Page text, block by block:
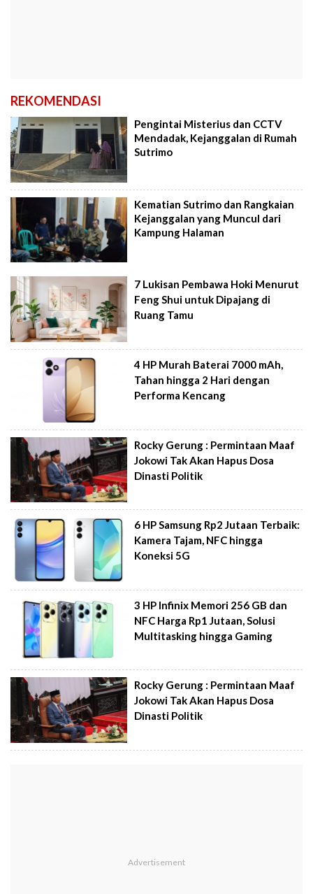
REKOMENDASI
Pengintai Misterius dan CCTV
Mendadak, Kejanggalan di Rumah
Sutrimo
Kematian Sutrimo dan Rangkaian
Kejanggalan yang Muncul dari
Kampung Halaman
7 Lukisan Pembawa Hoki Menurut
Feng Shui untuk Dipajang di
Ruang Tamu
4 HP Murah Baterai 7000 mAh,
Tahan hingga 2 Hari dengan
Performa Kencang
Rocky Gerung : Permintaan Maaf
Jokowi Tak Akan Hapus Dosa
Dinasti Politik
6 HP Samsung Rp2 Jutaan Terbaik:
Kamera Tajam, NFC hingga
Koneksi 5G
3 HP Infinix Memori 256 GB dan
NFC Harga Rp1 Jutaan, Solusi
Multitasking hingga Gaming
Rocky Gerung : Permintaan Maaf
Jokowi Tak Akan Hapus Dosa
Dinasti Politik